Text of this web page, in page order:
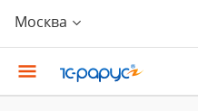
Москва